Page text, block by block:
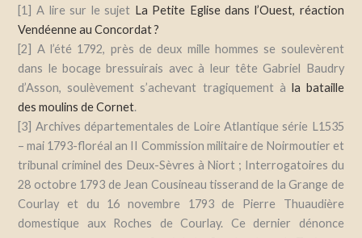
[1] A lire sur le sujet La Petite Eglise dans l’Ouest, réaction
Vendéenne au Concordat ?
[2] A l’été 1792, près de deux mille hommes se soulevèrent
dans le bocage bressuirais avec à leur tête Gabriel Baudry
d’Asson, soulèvement s’achevant tragiquement à la bataille
des moulins de Cornet.
[3] Archives départementales de Loire Atlantique série L1535
– mai 1793-floréal an II Commission militaire de Noirmoutier et
tribunal criminel des Deux-Sèvres à Niort ; Interrogatoires du
28 octobre 1793 de Jean Cousineau tisserand de la Grange de
Courlay et du 16 novembre 1793 de Pierre Thuaudière
domestique aux Roches de Courlay. Ce dernier dénonce